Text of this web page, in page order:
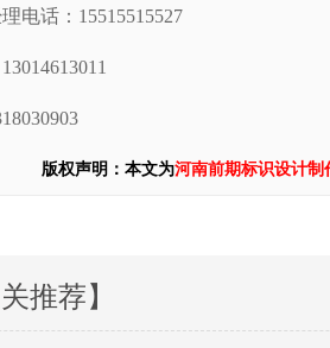
电话：15515515527
版权声明：本文为河南前期标识设计制
关推荐】